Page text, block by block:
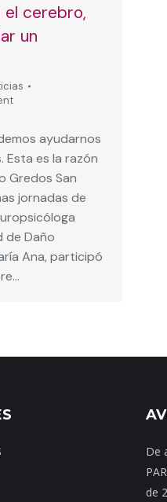
el cerebro,
un
ayudarnos
Esta es la razón
Gredos San
jornadas de
de Daño
Ana, participó
De
de